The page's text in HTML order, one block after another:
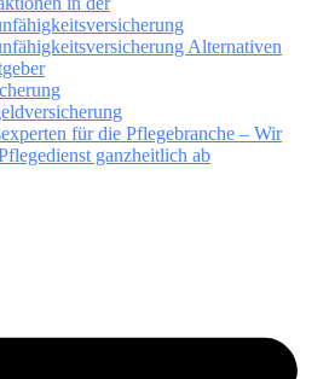
Alternativen
für die Pflegebranche – Wir
ganzheitlich ab